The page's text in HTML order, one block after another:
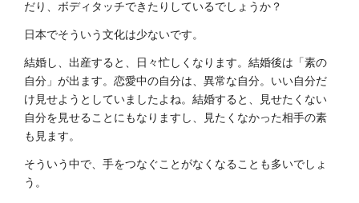
だり、ボディタッチできたりしているでしょうか？
日本でそういう文化は少ないです。
結婚し、出産すると、日々忙しくなります。結婚後は「素の
自分」が出ます。恋愛中の自分は、異常な自分。いい自分だ
け見せようとしていましたよね。結婚すると、見せたくない
自分を見せることにもなりますし、見たくなかった相手の素
も見ます。
そういう中で、手をつなぐことがなくなることも多いでしょ
う。